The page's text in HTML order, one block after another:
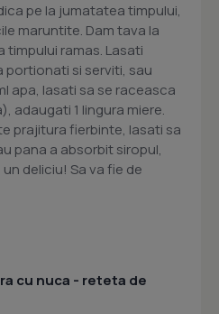
pe la jumatatea timpului,
maruntite. Dam tava la
timpului ramas. Lasati
portionati si serviti, sau
apa, lasati sa se raceasca
adaugati 1 lingura miere.
prajitura fierbinte, lasati sa
pana a absorbit siropul,
deliciu! Sa va fie de
cu nuca - reteta de